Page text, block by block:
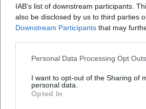
IAB’s list of downstream participants.
also be disclosed by us to third parties
Downstream Participants that may
Personal Data Processing Opt Outs
I want to opt-out of the Sharing of
personal data.
Opted In
Wo findet die Veranstaltung
Was erwartet die Teilnehmer?
Kostet die Teilnahme etwas?